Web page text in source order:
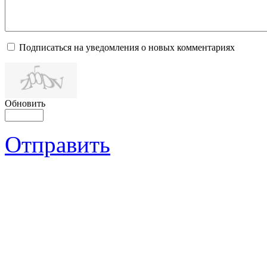
Подписаться на уведомления о новых комментариях
Обновить
Отправить